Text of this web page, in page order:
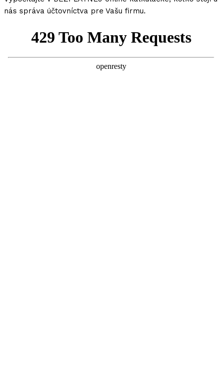
nás správa účtovníctva pre Vašu firmu.